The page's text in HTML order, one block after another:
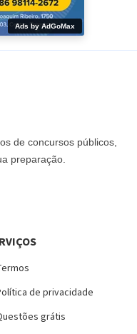
Ads by AdGoMax
de concursos públicos,
preparação.
de privacidade
grátis